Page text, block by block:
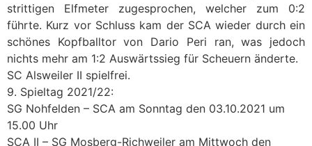
strittigen Elfmeter zugesprochen, welcher zum 0:2
führte. Kurz vor Schluss kam der SCA wieder durch ein
schönes Kopfballtor von Dario Peri ran, was jedoch
nichts mehr am 1:2 Auswärtssieg für Scheuern änderte.
SC Alsweiler II spielfrei.
9. Spieltag 2021/22:
SG Nohfelden – SCA am Sonntag den 03.10.2021 um
15.00 Uhr
SCA II – SG Mosberg-Richweiler am Mittwoch den